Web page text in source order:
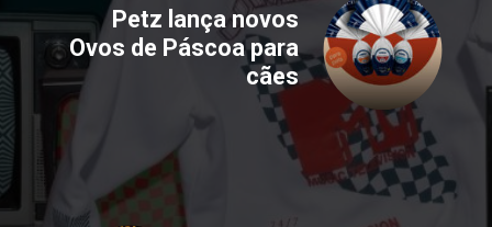
Petz lança novos
Ovos de Páscoa para
cães